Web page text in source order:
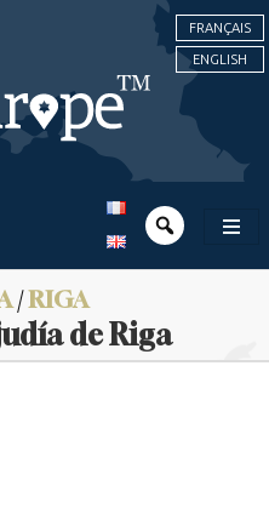
FRANÇAIS
ENGLISH
/RIGA
de Riga